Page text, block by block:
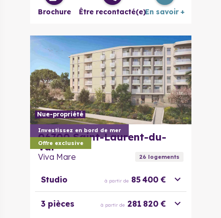
Brochure Être recontacté(e)En savoir +
Investissez en bord de mer
Offre exclusive
Nue-propriété
06700 Saint-Laurent-du-
Var
Viva Mare 26logements
Studio à partir de 85 400 €
3 pièces à partir de 281 820 €